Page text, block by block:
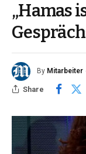
„Hamas
By Mitarbeiter
Share